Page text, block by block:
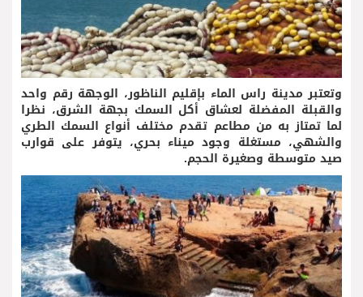
وتعتبر مدينة راس الماء بإقليم الناظور، الوجهة رقم واحد
والقبلة المفضلة لعشاق أكل السمك بجهة الشرق، نظرا
لما تمتاز به من مطاعم تقدم مختلف أنواع السمك الطري
والشهي، مستغلة وجود ميناء بحري، يتوفر على قوارب
صيد متوسطة وصغيرة الحجم.